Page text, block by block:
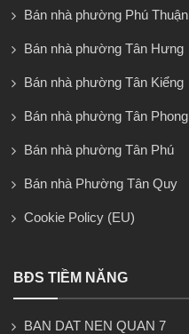
Bán nhà phường Phú Thuận
Bán nhà phường Tân Hưng
Bán nhà phường Tân Kiểng
Bán nhà phường Tân Phong
Bán nhà phường Tân Phú
Bán nhà Phường Tân Quy
Cookie Policy (EU)
BĐS TIỀM NĂNG
BAN DAT NEN QUAN 7